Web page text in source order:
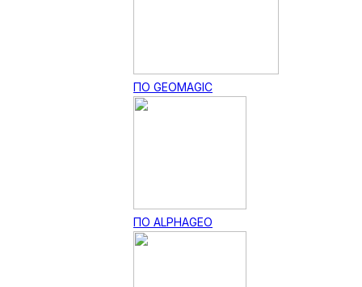
ПО GEOMAGIC
ПО ALPHAGEO